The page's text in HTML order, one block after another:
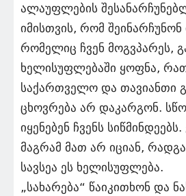
ალაუფლების
იმისთვის, რომ
რომელიც ჩვენ მოგვპარეს,
ხელისუფლებაში ყოფნა,
საქართველო და თავიანთი
ცხოვრება არ დაკარგონ.
იყენებენ ჩვენს
მაგრამ მათ არ იციან,
სავსეა ეს ხელისუფლება.
„სახარება“ წაიკითხონ და